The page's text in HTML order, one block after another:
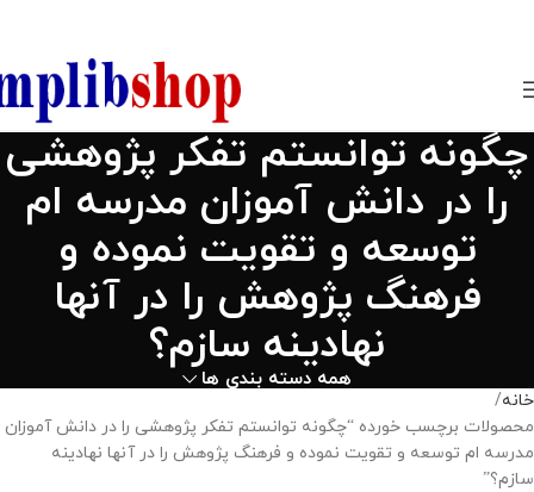
چگونه توانستم تفکر پژوهشی
را در دانش آموزان مدرسه ام
توسعه و تقویت نموده و
فرهنگ پژوهش را در آنها
نهادینه سازم؟
همه دسته بندی ها
خانه
محصولات برچسب خورده “چگونه توانستم تفکر پژوهشی را در دانش آموزان
مدرسه ام توسعه و تقویت نموده و فرهنگ پژوهش را در آنها نهادینه
سازم؟”